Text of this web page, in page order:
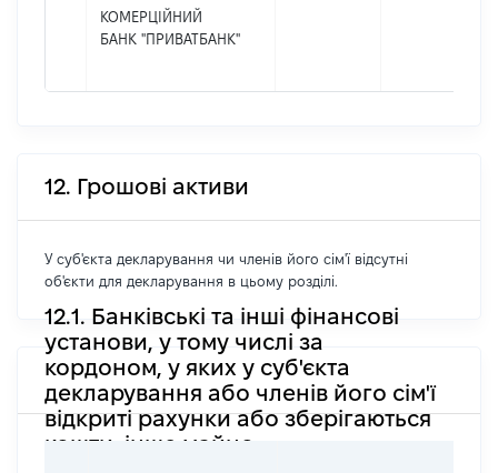
КОМЕРЦІЙНИЙ
БАНК "ПРИВАТБАНК"
12. Грошові активи
У суб'єкта декларування чи членів його сім'ї відсутні
об'єкти для декларування в цьому розділі.
12.1. Банківські та інші фінансові
установи, у тому числі за
кордоном, у яких у суб'єкта
декларування або членів його сім'ї
відкриті рахунки або зберігаються
кошти, інше майно